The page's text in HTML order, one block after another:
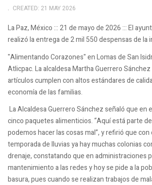
CREATED: 21 MAY 2026
La Paz, México ::: 21 de mayo de 2026 ::: El
realizó la entrega de 2 mil 550 despensas de la
"Alimentando Corazones" en Lomas de San
Atlicpac. La alcaldesa Martha Guerrero
artículos cumplen con altos estándares de
economía de las familias.
La Alcaldesa Guerrero Sánchez señaló que en
cinco paquetes alimenticios. “Aquí está parte
podemos hacer las cosas mal”, y refirió que con
temporada de lluvias ya hay muchas colonias
drenaje, constatando que en administraciones
mantenimiento a las redes y hoy se pide a la
basura, pues cuando se realizan trabajos de